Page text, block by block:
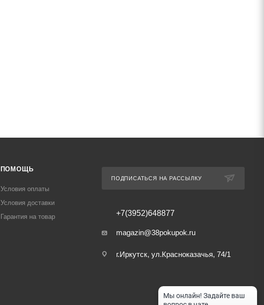
ПОМОЩЬ
Условия оплаты
Условия доставки
Гарантия на товар
ПОДПИСАТЬСЯ НА РАССЫЛКУ
+7(3952)648877
magazin@38pokupok.ru
г.Иркутск, ул.Красноказачья, 74/1